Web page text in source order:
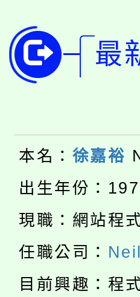
開!
115年桃
田徑場及
桃園市低
視費優
半價優惠
者。
大園自
份教師增
大溪自造
份教師研
淨零綠生
會
115年食
程
「本色祭
場熱烈登
8/21下午
徵才活動
YOUNG
最
本名： 徐嘉裕
出生年份：
現職：網站程
任職公司：
目前興趣：程